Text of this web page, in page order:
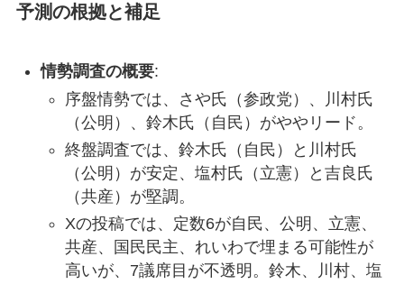
予測の根拠と補足
情勢調査の概要:
序盤情勢では、さや氏（参政党）、川村氏
（公明）、鈴木氏（自民）がややリード。
終盤調査では、鈴木氏（自民）と川村氏
（公明）が安定、塩村氏（立憲）と吉良氏
（共産）が堅調。
Xの投稿では、定数6が自民、公明、立憲、
共産、国民民主、れいわで埋まる可能性が
高いが、7議席目が不透明。鈴木、川村、塩